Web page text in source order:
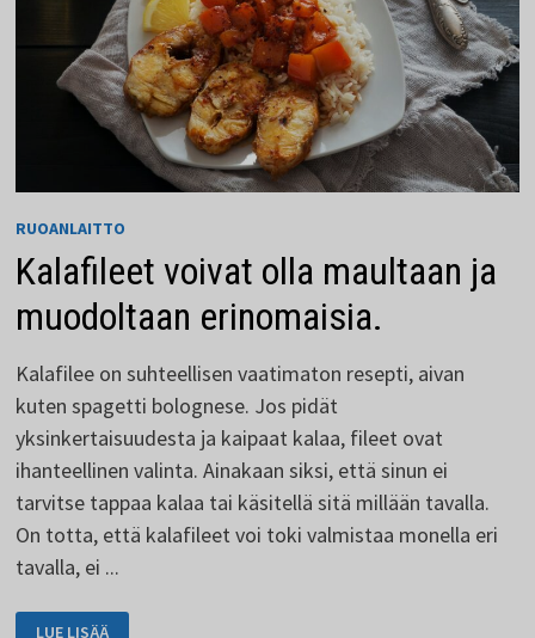
RUOANLAITTO
Kalafileet voivat olla maultaan ja
muodoltaan erinomaisia.
Kalafilee on suhteellisen vaatimaton resepti, aivan
kuten spagetti bolognese. Jos pidät
yksinkertaisuudesta ja kaipaat kalaa, fileet ovat
ihanteellinen valinta. Ainakaan siksi, että sinun ei
tarvitse tappaa kalaa tai käsitellä sitä millään tavalla.
On totta, että kalafileet voi toki valmistaa monella eri
tavalla, ei ...
KALAFILEET
LUE LISÄÄ